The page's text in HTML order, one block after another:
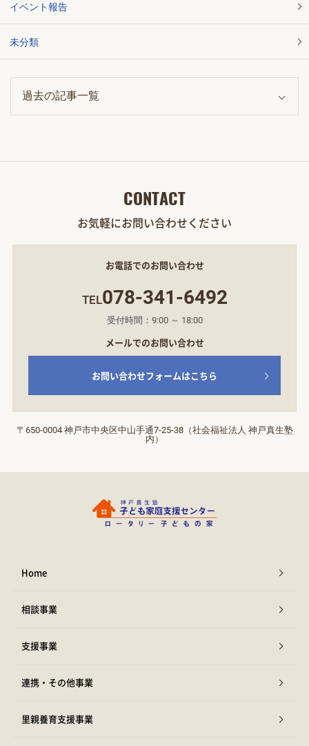
イベント報告
未分類
CONTACT
お気軽にお問い合わせください
お電話でのお問い合わせ
TEL078-341-6492
受付時間：9:00 ～ 18:00
メールでのお問い合わせ
お問い合わせフォームはこちら
〒650-0004 神戸市中央区中山手通7‐25‐38（社会福祉法人 神戸真生塾
内）
Home
相談事業
支援事業
連携・その他事業
里親養育支援事業